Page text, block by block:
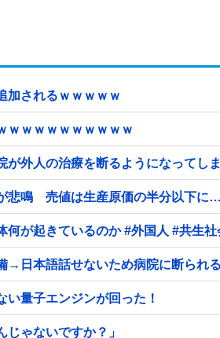
加されるｗｗｗｗｗ
ｗｗｗｗｗｗｗｗｗｗ
外人の治療を断るようになってし
悲鳴 売値は生産原価の半分以下に
が起きているのか #外国人 #共生
→日本語話せないため病院に断られる
量子エンジンが回った！
ゃないですか？」